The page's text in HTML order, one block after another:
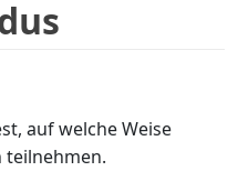
auf welche Weise
teilnehmen.